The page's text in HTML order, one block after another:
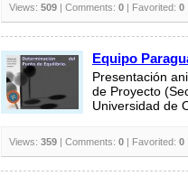
Views: 509 | Comments: 0 | Favorited: 0
Equipo
Presentación
de Proyecto
Universidad de
Views: 359 | Comments: 0 | Favorited: 0